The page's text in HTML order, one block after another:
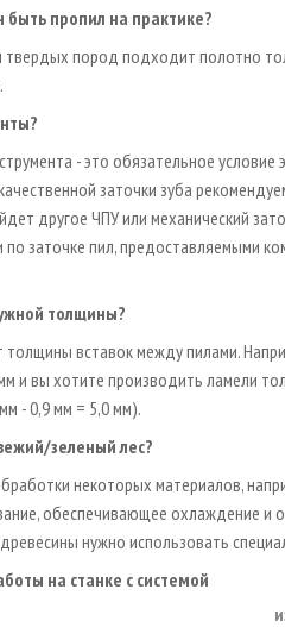
пропил на практике?
твердых пород подходит полотно
- это обязательное
заточки зуба
другое ЧПУ или механический
по заточке пил, предоставляемыми
толщины?
толщины вставок между пилами.
и вы хотите производить ламели
- 0,9 мм = 5,0 мм).
зеленый лес?
некоторых материалов,
обеспечивающее охлаждение и
нужно использовать
на станке с системой